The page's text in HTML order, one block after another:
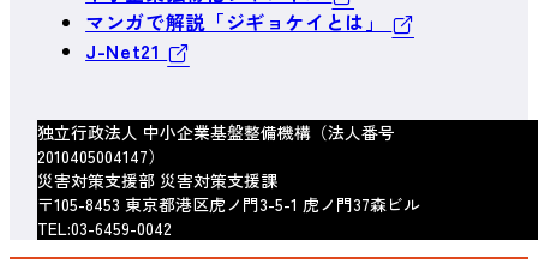
マンガで解説「ジギョケイとは」
J-Net21
独立行政法人 中小企業基盤整備機構（法人番号
2010405004147）
災害対策支援部 災害対策支援課
〒105-8453 東京都港区虎ノ門3-5-1 虎ノ門37森ビル
TEL:03-6459-0042